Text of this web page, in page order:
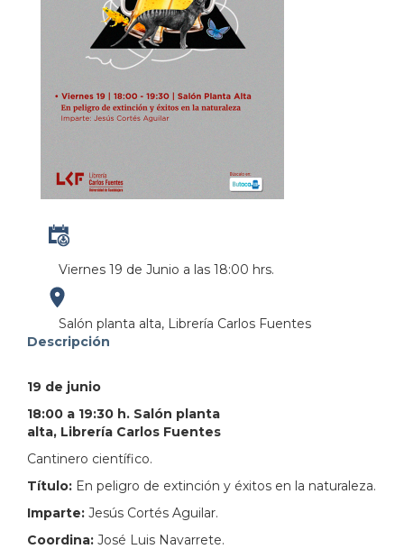
Viernes 19 de Junio a las 18:00 hrs.
Salón planta alta, Librería Carlos Fuentes
Descripción
19 de junio
18:00 a 19:30 h. Salón planta
alta, Librería Carlos Fuentes
Cantinero científico.
Título: En peligro de extinción y éxitos en la naturaleza.
Imparte: Jesús Cortés Aguilar.
Coordina: José Luis Navarrete.